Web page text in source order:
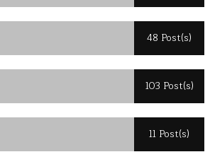
48 Post(s)
103 Post(s)
11 Post(s)